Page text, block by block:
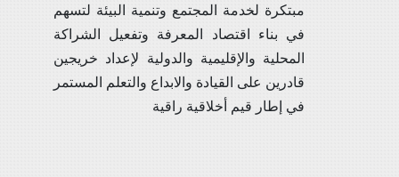
مبتكرة لخدمة المجتمع وتنمية البيئة لتسهم
في بناء اقتصاد المعرفة وتفعيل الشراكة
المحلية والإقليمية والدولية لإعداد خريجين
قادرين على القيادة والابداع والتعلم المستمر
في إطار قيم أخلاقية راقية